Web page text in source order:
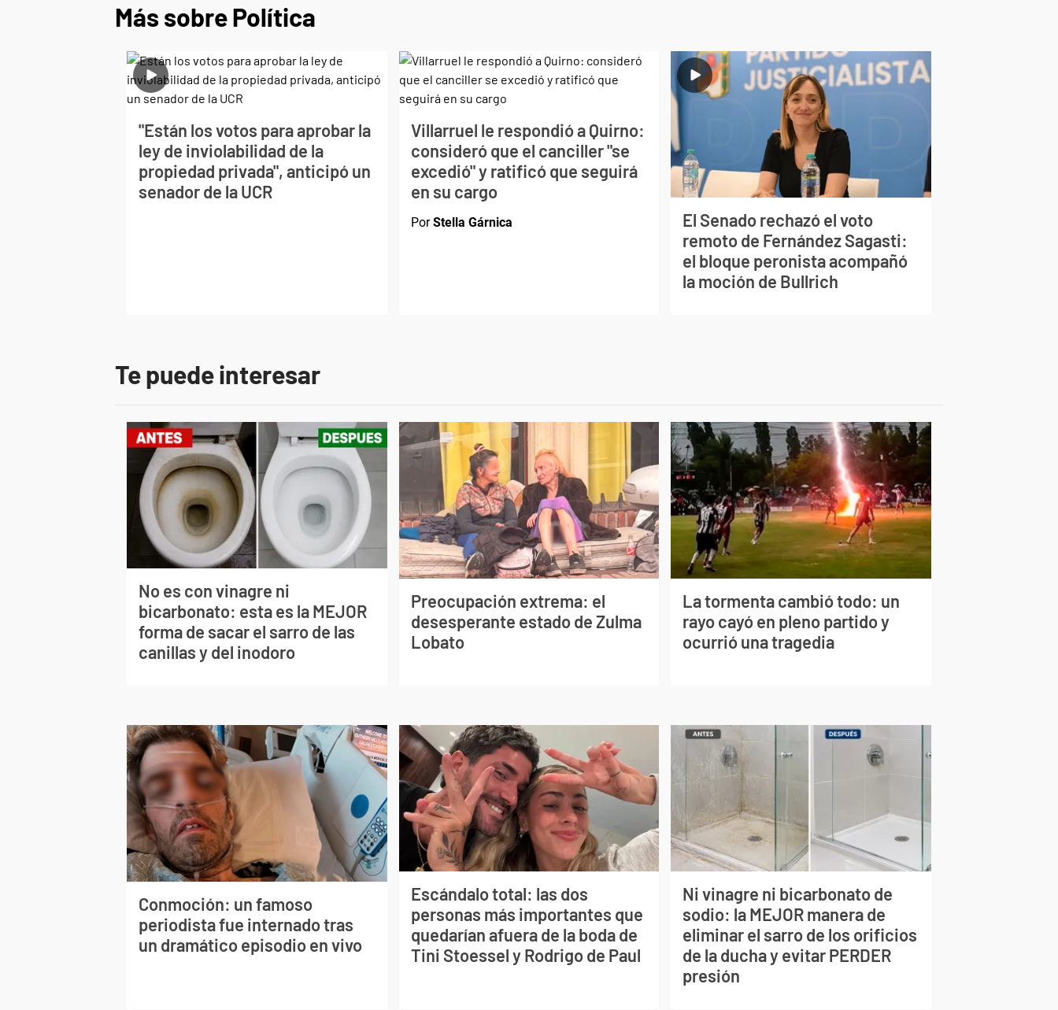
Más sobre Política
"Están los votos para aprobar la
ley de inviolabilidad de la
propiedad privada", anticipó un
senador de la UCR
Villarruel le respondió a Quirno:
consideró que el canciller "se
excedió" y ratificó que seguirá
en su cargo
PorStella Gárnica
El Senado rechazó el voto
remoto de Fernández Sagasti:
el bloque peronista acompañó
la moción de Bullrich
Te puede interesar
No es con vinagre ni
bicarbonato: esta es la MEJOR
forma de sacar el sarro de las
canillas y del inodoro
Preocupación extrema: el
desesperante estado de Zulma
Lobato
La tormenta cambió todo: un
rayo cayó en pleno partido y
ocurrió una tragedia
Conmoción: un famoso
periodista fue internado tras
un dramático episodio en vivo
Escándalo total: las dos
personas más importantes que
quedarían afuera de la boda de
Tini Stoessel y Rodrigo de Paul
Ni vinagre ni bicarbonato de
sodio: la MEJOR manera de
eliminar el sarro de los orificios
de la ducha y evitar PERDER
presión